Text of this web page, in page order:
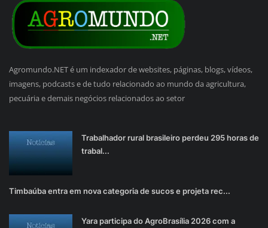
Agromundo.NET é um indexador de websites, páginas, blogs, vídeos,
imagens, podcasts e de tudo relacionado ao mundo da agricultura,
pecuária e demais negócios relacionados ao setor
Trabalhador rural brasileiro perdeu 295 horas de
trabal...
Timbaúba entra em nova categoria de sucos e projeta rec...
Yara participa do AgroBrasília 2026 com a